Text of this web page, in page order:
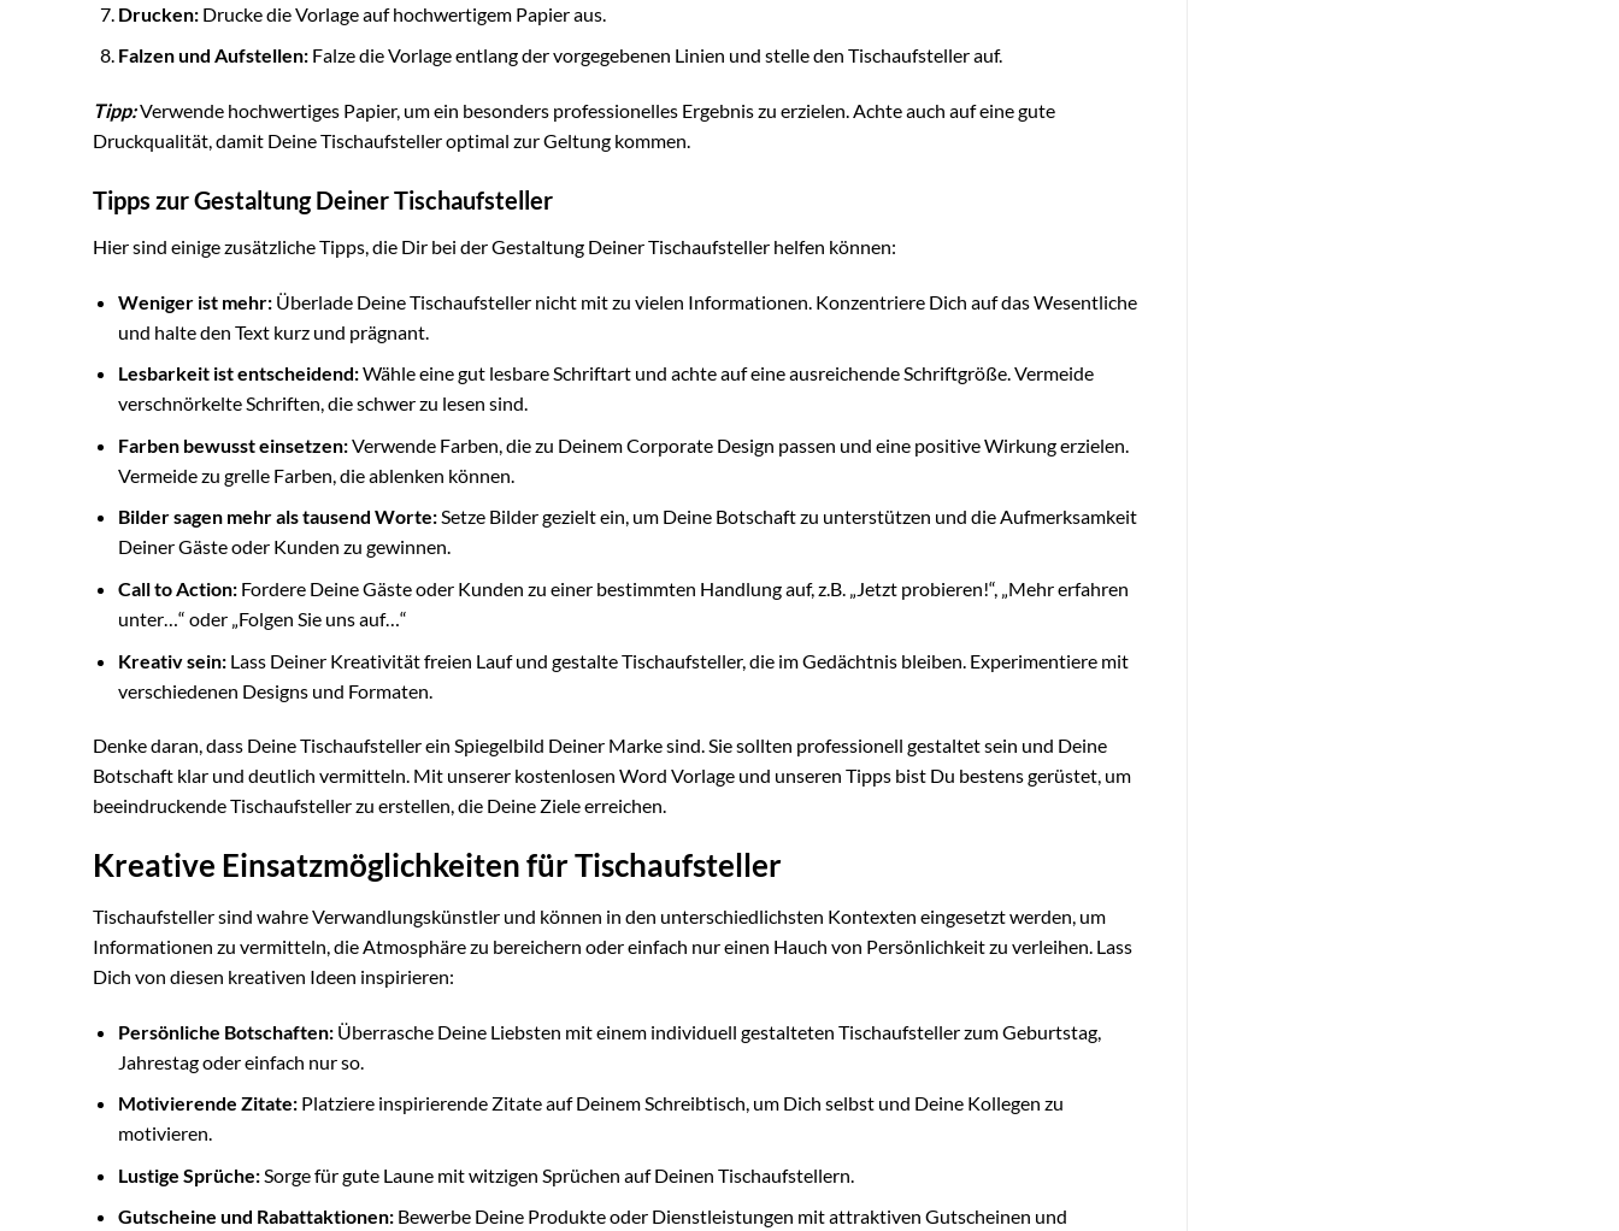
Drucken:Drucke die Vorlage auf hochwertigem Papier aus.
Falzen und Aufstellen:Falze die Vorlage entlang der vorgegebenen Linien und stelle den Tischaufsteller auf.
Tipp:Verwende hochwertiges Papier, um ein besonders professionelles Ergebnis zu erzielen. Achte auch auf eine gute
Druckqualität, damit Deine Tischaufsteller optimal zur Geltung kommen.
Tipps zur Gestaltung Deiner Tischaufsteller
Hier sind einige zusätzliche Tipps, die Dir bei der Gestaltung Deiner Tischaufsteller helfen können:
Weniger ist mehr:Überlade Deine Tischaufsteller nicht mit zu vielen Informationen. Konzentriere Dich auf das Wesentliche
und halte den Text kurz und prägnant.
Lesbarkeit ist entscheidend:Wähle eine gut lesbare Schriftart und achte auf eine ausreichende Schriftgröße. Vermeide
verschnörkelte Schriften, die schwer zu lesen sind.
Farben bewusst einsetzen:Verwende Farben, die zu Deinem Corporate Design passen und eine positive Wirkung erzielen.
Vermeide zu grelle Farben, die ablenken können.
Bilder sagen mehr als tausend Worte:Setze Bilder gezielt ein, um Deine Botschaft zu unterstützen und die Aufmerksamkeit
Deiner Gäste oder Kunden zu gewinnen.
Call to Action:Fordere Deine Gäste oder Kunden zu einer bestimmten Handlung auf, z.B. „Jetzt probieren!“, „Mehr erfahren
unter…“ oder „Folgen Sie uns auf…“
Kreativ sein:Lass Deiner Kreativität freien Lauf und gestalte Tischaufsteller, die im Gedächtnis bleiben. Experimentiere mit
verschiedenen Designs und Formaten.
Denke daran, dass Deine Tischaufsteller ein Spiegelbild Deiner Marke sind. Sie sollten professionell gestaltet sein und Deine
Botschaft klar und deutlich vermitteln. Mit unserer kostenlosen Word Vorlage und unseren Tipps bist Du bestens gerüstet, um
beeindruckende Tischaufsteller zu erstellen, die Deine Ziele erreichen.
Kreative Einsatzmöglichkeiten für Tischaufsteller
Tischaufsteller sind wahre Verwandlungskünstler und können in den unterschiedlichsten Kontexten eingesetzt werden, um
Informationen zu vermitteln, die Atmosphäre zu bereichern oder einfach nur einen Hauch von Persönlichkeit zu verleihen. Lass
Dich von diesen kreativen Ideen inspirieren:
Persönliche Botschaften:Überrasche Deine Liebsten mit einem individuell gestalteten Tischaufsteller zum Geburtstag,
Jahrestag oder einfach nur so.
Motivierende Zitate:Platziere inspirierende Zitate auf Deinem Schreibtisch, um Dich selbst und Deine Kollegen zu
motivieren.
Lustige Sprüche:Sorge für gute Laune mit witzigen Sprüchen auf Deinen Tischaufstellern.
Gutscheine und Rabattaktionen:Bewerbe Deine Produkte oder Dienstleistungen mit attraktiven Gutscheinen und